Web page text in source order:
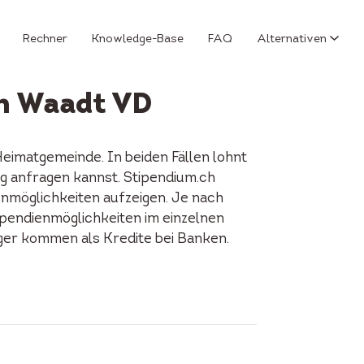
Rechner Knowledge-Base FAQ Alternativen
Waadt VD
In beiden Fällen lohnt
anfragen kannst. Stipendium.ch
aufzeigen. Je nach
im einzelnen
kommen als Kredite bei Banken.